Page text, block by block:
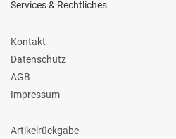
Services & Rechtliches
Kontakt
Datenschutz
AGB
Impressum
Artikelrückgabe